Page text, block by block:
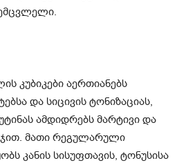
კუბიკები აერთიანებს
და სიცივის ტონიზაციას,
ამდიდრებს მარტივი და
მათი რეგულარული
კანის სისუფთავის, ტონუსისა